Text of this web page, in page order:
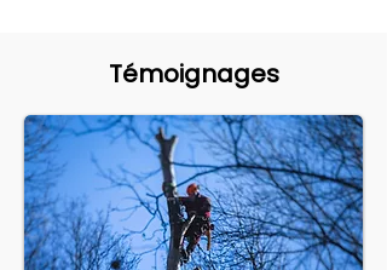
Témoignages